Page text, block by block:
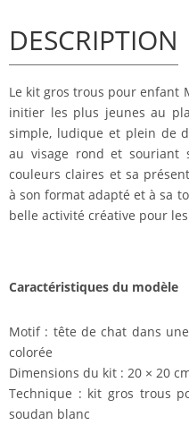
DESCRIPTION
Le kit gros trous pour enfant
initier les plus jeunes au
simple, ludique et plein de
au visage rond et souriant
couleurs claires et sa
à son format adapté et à sa
belle activité créative pour
Caractéristiques du modèle
Motif : tête de chat dans
colorée
Dimensions du kit : 20 × 20
Technique : kit gros trous
soudan blanc